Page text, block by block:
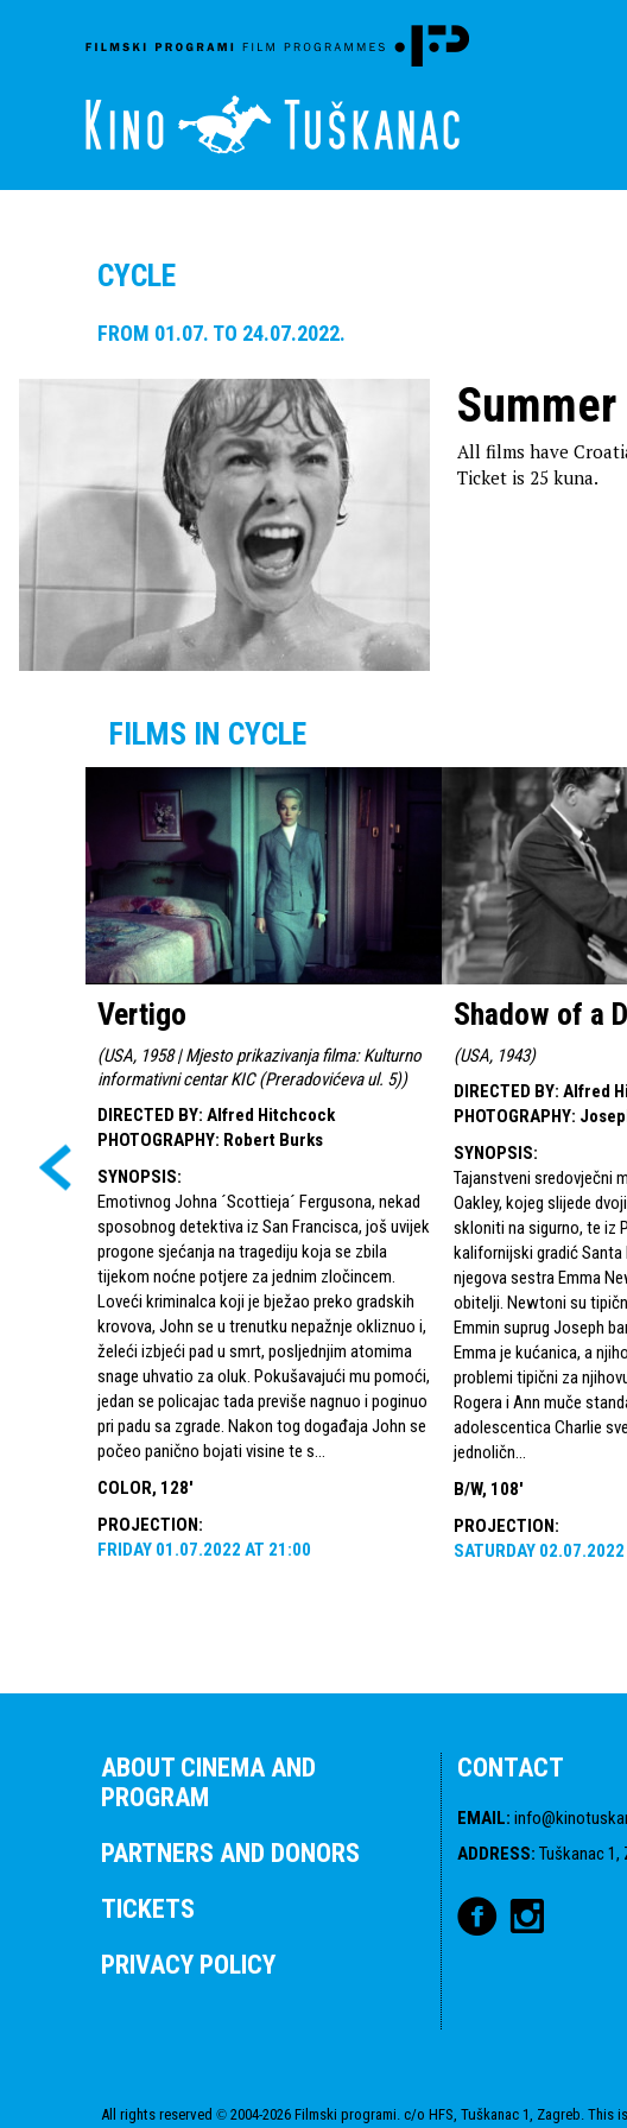
CYCLE
FROM 01.07. TO 24.07.2022.
All films have
Ticket is 25 kuna.
FILMS IN CYCLE
Vertigo
(USA, 1958 | Mjesto prikazivanja filma: Kulturno
informativni centar KIC (Preradovićeva ul. 5))
DIRECTED BY: Alfred Hitchcock
PHOTOGRAPHY: Robert Burks
SYNOPSIS:
Emotivnog Johna ´Scottieja´ Fergusona, nekad
sposobnog detektiva iz San Francisca, još uvijek
progone sjećanja na tragediju koja se zbila
tijekom noćne potjere za jednim zločincem.
Loveći kriminalca koji je bježao preko gradskih
krovova, John se u trenutku nepažnje okliznuo i,
želeći izbjeći pad u smrt, posljednjim atomima
snage uhvatio za oluk. Pokušavajući mu pomoći,
jedan se policajac tada previše nagnuo i poginuo
pri padu sa zgrade. Nakon tog događaja John se
počeo panično bojati visine te s...
COLOR, 128'
PROJECTION:
FRIDAY 01.07.2022 AT 21:00
Shadow of a
(USA, 1943)
DIRECTED BY: Alfred
PHOTOGRAPHY:
SYNOPSIS:
Tajanstveni sredovječni
Oakley, kojeg slijede
skloniti na sigurno, te iz
kalifornijski gradić Santa
njegova sestra Emma
obitelji. Newtoni su
Emmin suprug Joseph
Emma je kućanica, a
problemi tipični za
Rogera i Ann muče
adolescentica Charlie
jednoličn...
B/W, 108'
PROJECTION:
SATURDAY 02.07.2022
ABOUT CINEMA AND
PROGRAM
PARTNERS AND DONORS
TICKETS
PRIVACY POLICY
CONTACT
EMAIL:
ADDRESS: Tuškanac 1,
All rights reserved © 2004-2026 Filmski programi. c/o HFS, Tuškanac 1, Zagreb. This